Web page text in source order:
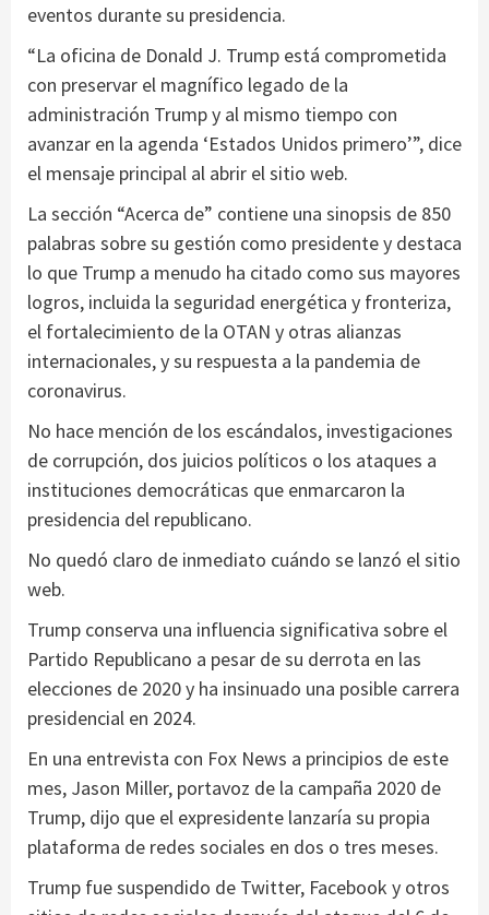
eventos durante su presidencia.
“La oficina de Donald J. Trump está comprometida
con preservar el magnífico legado de la
administración Trump y al mismo tiempo con
avanzar en la agenda ‘Estados Unidos primero’”, dice
el mensaje principal al abrir el sitio web.
La sección “Acerca de” contiene una sinopsis de 850
palabras sobre su gestión como presidente y destaca
lo que Trump a menudo ha citado como sus mayores
logros, incluida la seguridad energética y fronteriza,
el fortalecimiento de la OTAN y otras alianzas
internacionales, y su respuesta a la pandemia de
coronavirus.
No hace mención de los escándalos, investigaciones
de corrupción, dos juicios políticos o los ataques a
instituciones democráticas que enmarcaron la
presidencia del republicano.
No quedó claro de inmediato cuándo se lanzó el sitio
web.
Trump conserva una influencia significativa sobre el
Partido Republicano a pesar de su derrota en las
elecciones de 2020 y ha insinuado una posible carrera
presidencial en 2024.
En una entrevista con Fox News a principios de este
mes, Jason Miller, portavoz de la campaña 2020 de
Trump, dijo que el expresidente lanzaría su propia
plataforma de redes sociales en dos o tres meses.
Trump fue suspendido de Twitter, Facebook y otros